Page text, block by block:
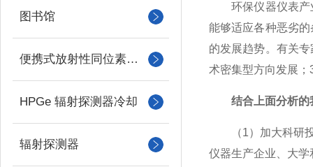
图书馆
便携式放射性同位素识别装置 （RIID）
HPGe 辐射探测器冷却
辐射探测器
环保仪器仪表产业
能够适应各种恶劣
的发展趋势。有关
术密集型方向发展
结合上面分析
（1）加大科研投
仪器生产企业、大